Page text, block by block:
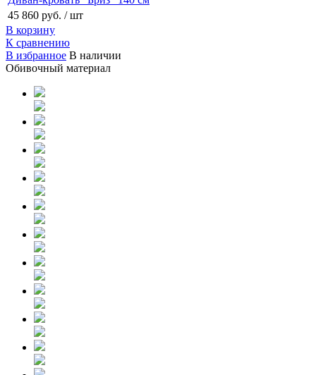
45 860 руб. / шт
В корзину
К сравнению
В избранное В наличии
Обивочный материал